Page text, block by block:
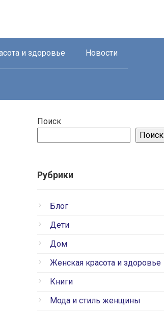
и здоровье Новости
Поиск
Поиск
Рубрики
Блог
Дети
Дом
Женская красота и здоровье
Книги
Мода и стиль женщины